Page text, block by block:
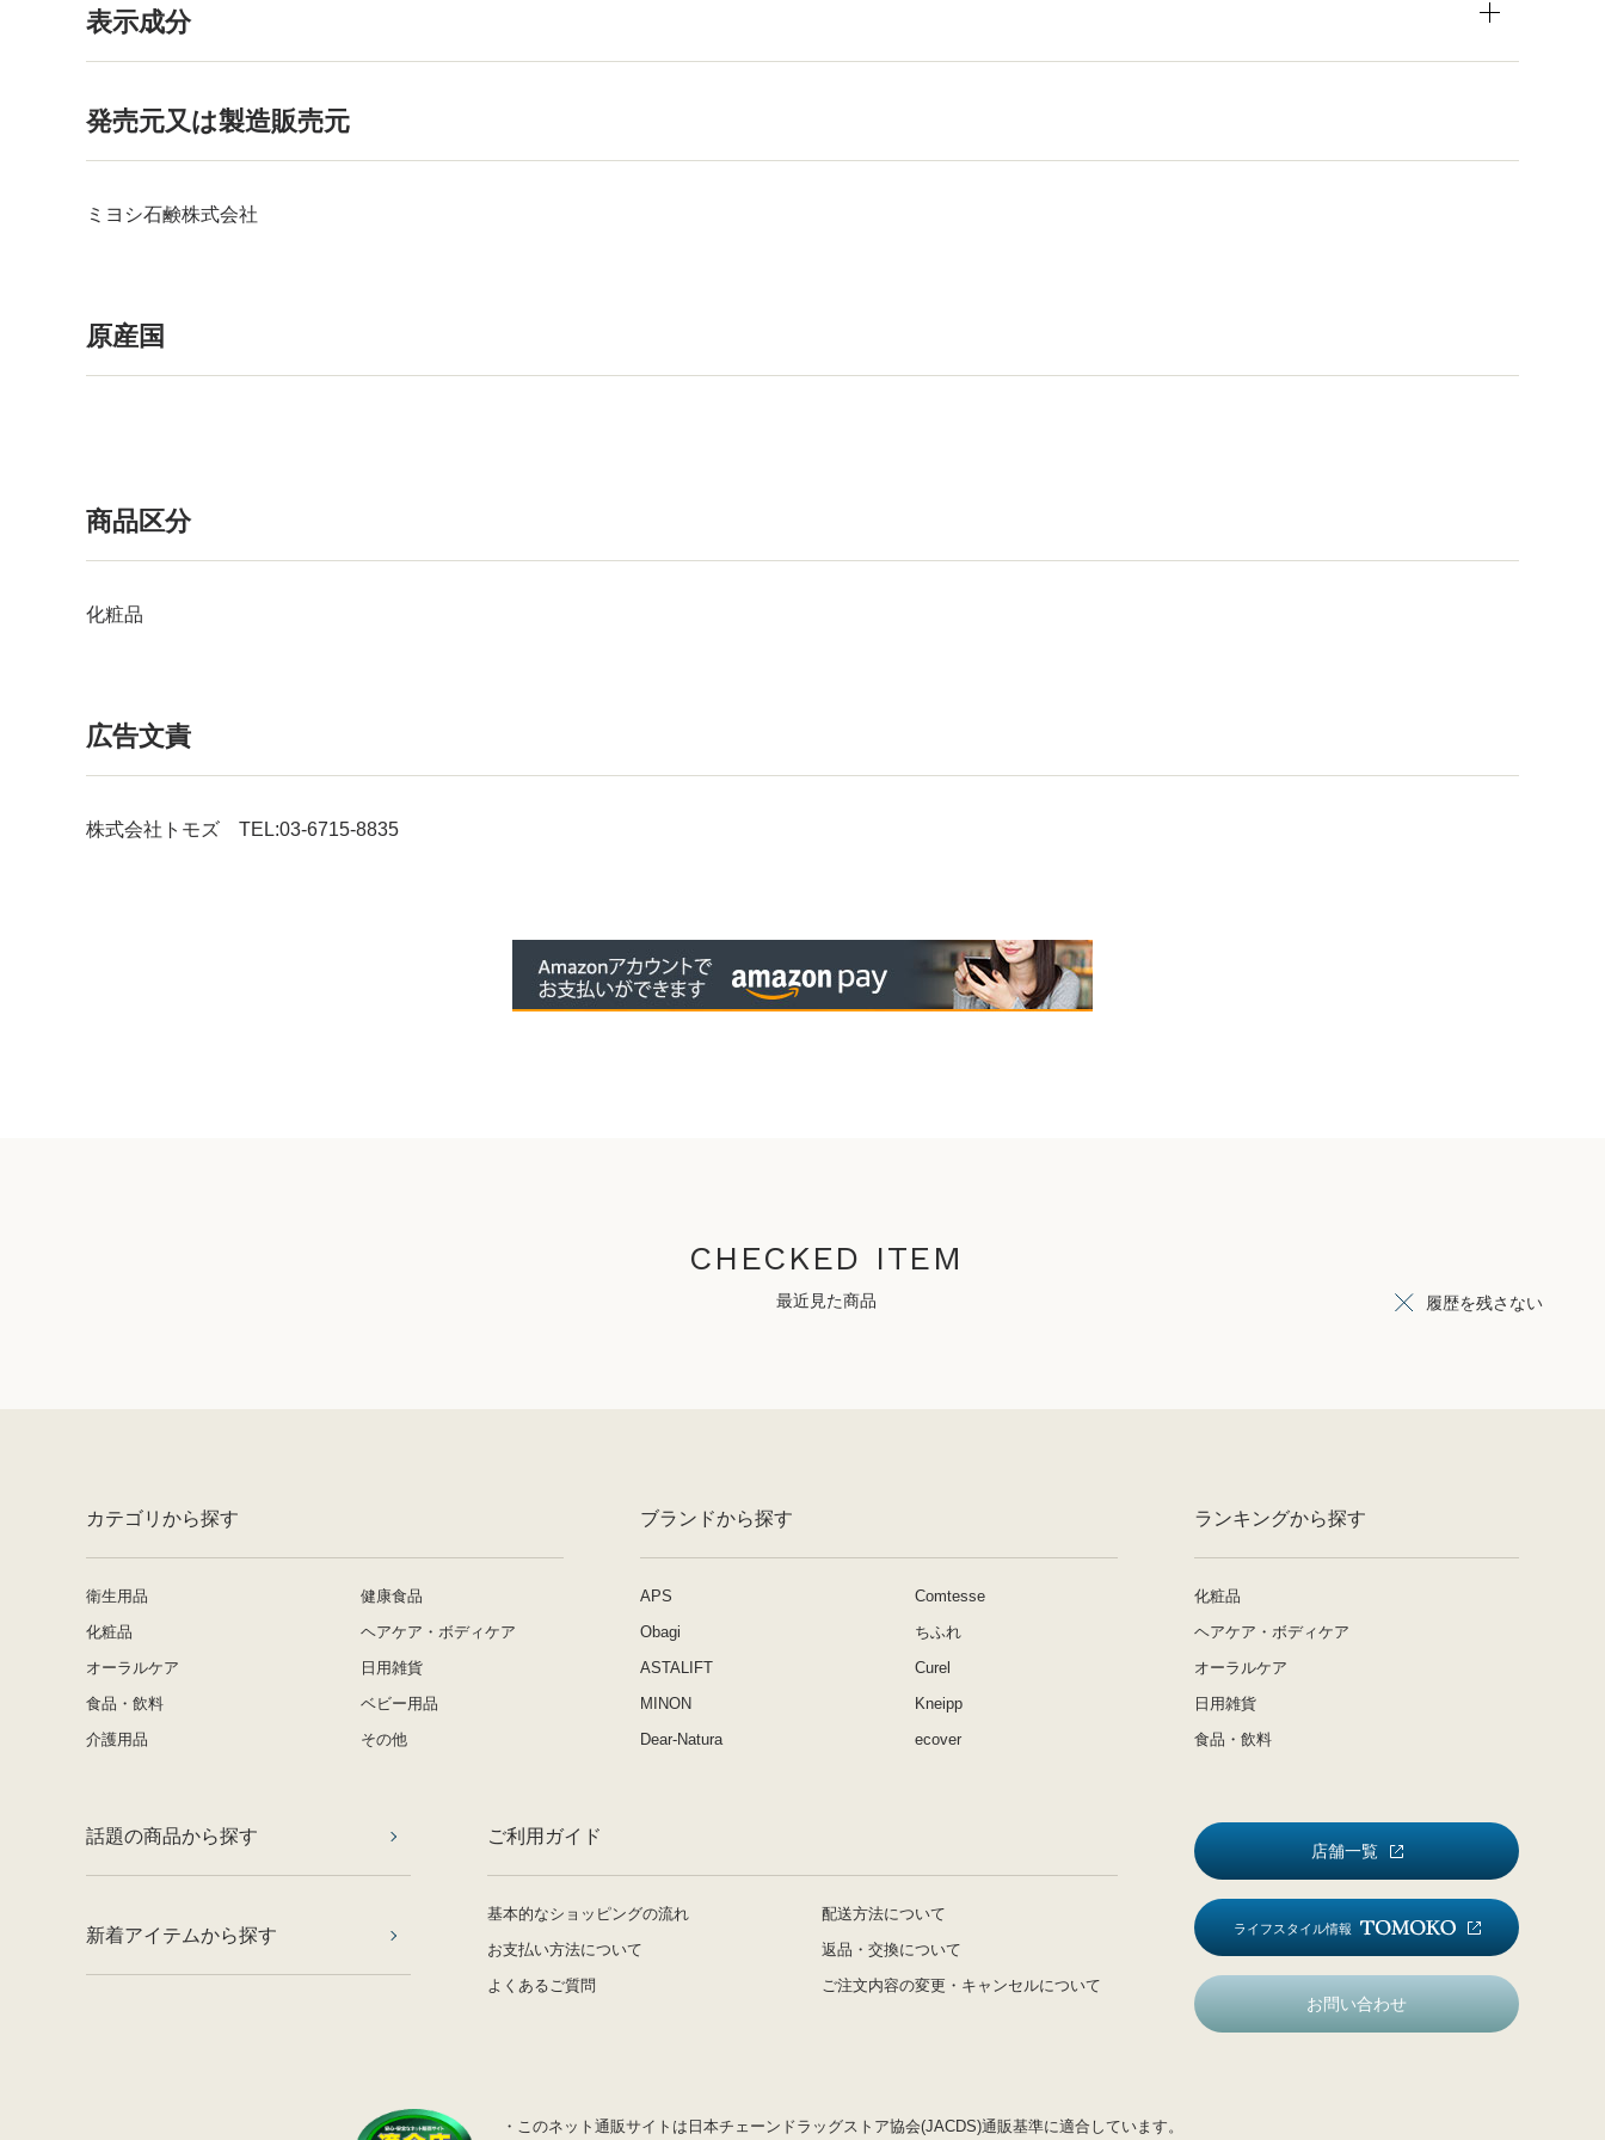
表示成分
発売元又は製造販売元
ミヨシ石鹸株式会社
原産国
商品区分
化粧品
広告文責
株式会社トモズ TEL:03-6715-8835
CHECKED ITEM
最近見た商品 履歴を残さない
カテゴリから探す
衛生用品
健康食品
化粧品
ヘアケア・ボディケア
オーラルケア
日用雑貨
食品・飲料
ベビー用品
介護用品
その他
ブランドから探す
APS
Comtesse
Obagi
ちふれ
ASTALIFT
Curel
MINON
Kneipp
Dear-Natura
ecover
ランキングから探す
化粧品
ヘアケア・ボディケア
オーラルケア
日用雑貨
食品・飲料
話題の商品から探す
新着アイテムから探す
ご利用ガイド
基本的なショッピングの流れ
配送方法について
お支払い方法について
返品・交換について
よくあるご質問
ご注文内容の変更・キャンセルについて
店舗一覧
ライフスタイル情報
お問い合わせ
・このネット通販サイトは日本チェーンドラッグストア協会(JACDS)通販基準に適合しています。